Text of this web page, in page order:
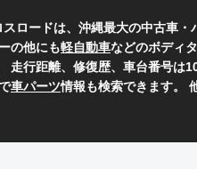
ロードは、沖縄最大の中古車・
の他にも軽自動車などのボディ
行距離、修復歴、車台番号は
車パーツ情報も検索できます。